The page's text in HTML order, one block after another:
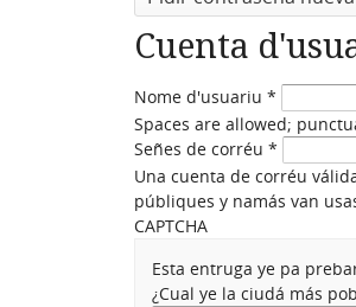
Cuenta
Nome d'usuariu *
Spaces are allowed;
Señes de corréu *
Una cuenta de corréu
públiques y namás van
CAPTCHA
Esta entruga ye pa
¿Cual ye la ciudá más